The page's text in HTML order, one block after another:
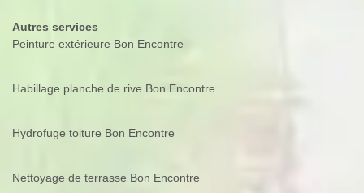
Autres services
Peinture extérieure Bon Encontre
Habillage planche de rive Bon Encontre
Hydrofuge toiture Bon Encontre
Nettoyage de terrasse Bon Encontre